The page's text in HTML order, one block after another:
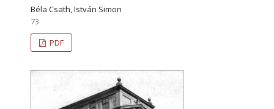
Béla Csath, István Simon
73
PDF